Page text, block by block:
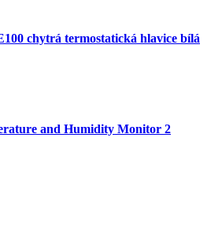
chytrá termostatická hlavice bílá
and Humidity Monitor 2